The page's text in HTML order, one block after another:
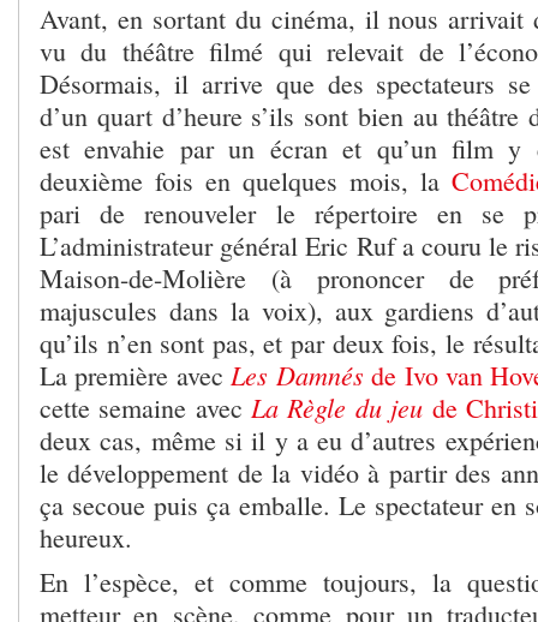
Avant, en sortant du cinéma, il nous arrivait
vu du théâtre filmé qui relevait de
Désormais, il arrive que des spectateurs
d’un quart d’heure s’ils sont bien au théâtre
est envahie par un écran et qu’un film y
deuxième fois en quelques mois, la
pari de renouveler le répertoire en se
L’administrateur général Eric Ruf a couru le
Maison-de-Molière (à prononcer de
majuscules dans la voix), aux gardiens
qu’ils n’en sont pas, et par deux fois, le
La première avecLes Damnés de Ivo van
cette semaine avec La Règle du jeu de
deux cas, même si il y a eu d’autres
le développement de la vidéo à partir des
ça secoue puis ça emballe. Le spectateur en
heureux.
En l’espèce, et comme toujours, la
metteur en scène, comme pour un